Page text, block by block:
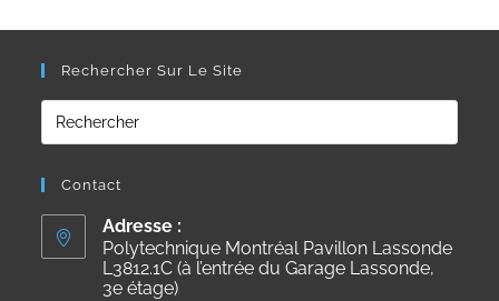
Rechercher Sur Le Site
Contact
Adresse :
Polytechnique Montréal Pavillon Lassonde
L3812.1C (à l’entrée du Garage Lassonde,
3e étage)